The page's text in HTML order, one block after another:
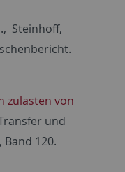
Steinhoff,
zulasten von
und
120.